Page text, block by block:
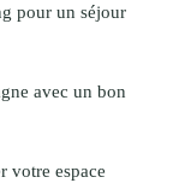
pour un séjour
avec un bon
votre espace